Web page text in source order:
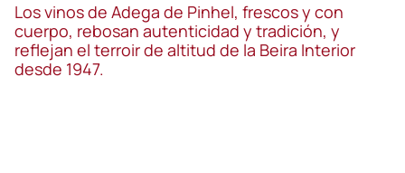
Los vinos de Adega de Pinhel, frescos y con
cuerpo, rebosan autenticidad y tradición, y
reflejan el terroir de altitud de la Beira Interior
desde 1947.